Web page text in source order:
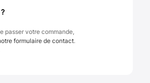
passer votre commande,
formulaire de contact.